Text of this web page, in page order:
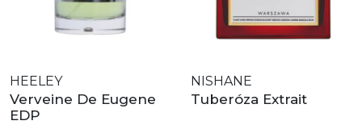
HEELEY
Verveine De Eugene
EDP
NISHANE
Tuberóza Extrait